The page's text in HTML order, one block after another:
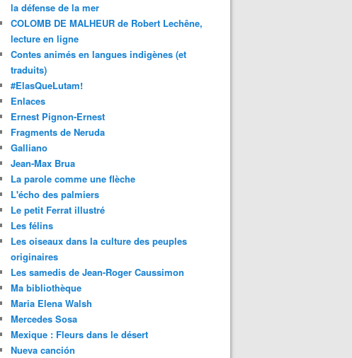
la défense de la mer
COLOMB DE MALHEUR de Robert Lechêne,
lecture en ligne
Contes animés en langues indigènes (et
traduits)
#ElasQueLutam!
Enlaces
Ernest Pignon-Ernest
Fragments de Neruda
Galliano
Jean-Max Brua
La parole comme une flèche
L'écho des palmiers
Le petit Ferrat illustré
Les félins
Les oiseaux dans la culture des peuples
originaires
Les samedis de Jean-Roger Caussimon
Ma bibliothèque
Maria Elena Walsh
Mercedes Sosa
Mexique : Fleurs dans le désert
Nueva canción